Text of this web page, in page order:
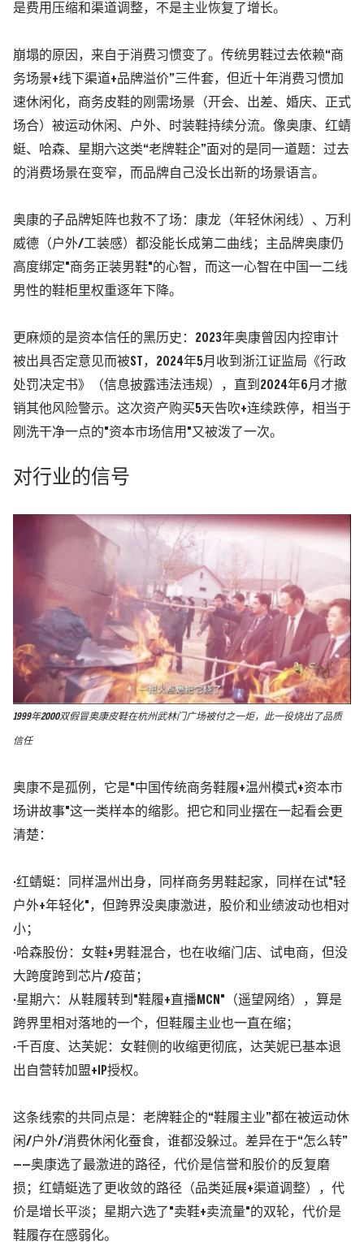
是费用压缩和渠道调整，不是主业恢复了增长。
崩塌的原因，来自于消费习惯变了。传统男鞋过去依赖“商
务场景+线下渠道+品牌溢价”三件套，但近十年消费习惯加
速休闲化，商务皮鞋的刚需场景 （开会、出差、婚庆、正式
场合） 被运动休闲、户外、时装鞋持续分流。像奥康、红蜻
蜓、哈森、星期六这类“老牌鞋企”面对的是同一道题：过去
的消费场景在变窄，而品牌自己没长出新的场景语言。
奥康的子品牌矩阵也救不了场：康龙 （年轻休闲线） 、万利
威德 （户外/工装感） 都没能长成第二曲线；主品牌奥康仍
高度绑定"商务正装男鞋"的心智，而这一心智在中国一二线
男性的鞋柜里权重逐年下降。
更麻烦的是资本信任的黑历史：2023年奥康曾因内控审计
被出具否定意见而被ST，2024年5月收到浙江证监局《行政
处罚决定书》
（信息披露违法违规）
，直到2024年6月才撤
销其他风险警示。这次资产购买5天告吹+连续跌停，相当于
刚洗干净一点的"资本市场信用"又被泼了一次。
对行业的信号
1999年2000双假冒奥康皮鞋在杭州武林门广场被付之一炬，此一役烧出了品质
信任
奥康不是孤例，它是"中国传统商务鞋履+温州模式+资本市
场讲故事"这一类样本的缩影。把它和同业摆在一起看会更
清楚：
·红蜻蜓：同样温州出身，同样商务男鞋起家，同样在试"轻
户外+年轻化"，但跨界没奥康激进，股价和业绩波动也相对
小；
·哈森股份：女鞋+男鞋混合，也在收缩门店、试电商，但没
大跨度跨到芯片/疫苗；
·星期六：从鞋履转到"鞋履+直播MCN" （遥望网络）
，算是
跨界里相对落地的一个，但鞋履主业也一直在缩；
·千百度、达芙妮：女鞋侧的收缩更彻底，达芙妮已基本退
出自营转加盟+IP授权。
这条线索的共同点是：老牌鞋企的“鞋履主业”都在被运动休
闲/户外/消费休闲化蚕食，谁都没躲过。差异在于“怎么转”
——奥康选了最激进的路径，代价是信誉和股价的反复磨
损；红蜻蜓选了更收敛的路径 （品类延展+渠道调整）
，代
价是增长平淡；星期六选了"卖鞋+卖流量"的双轮，代价是
鞋履存在感弱化。